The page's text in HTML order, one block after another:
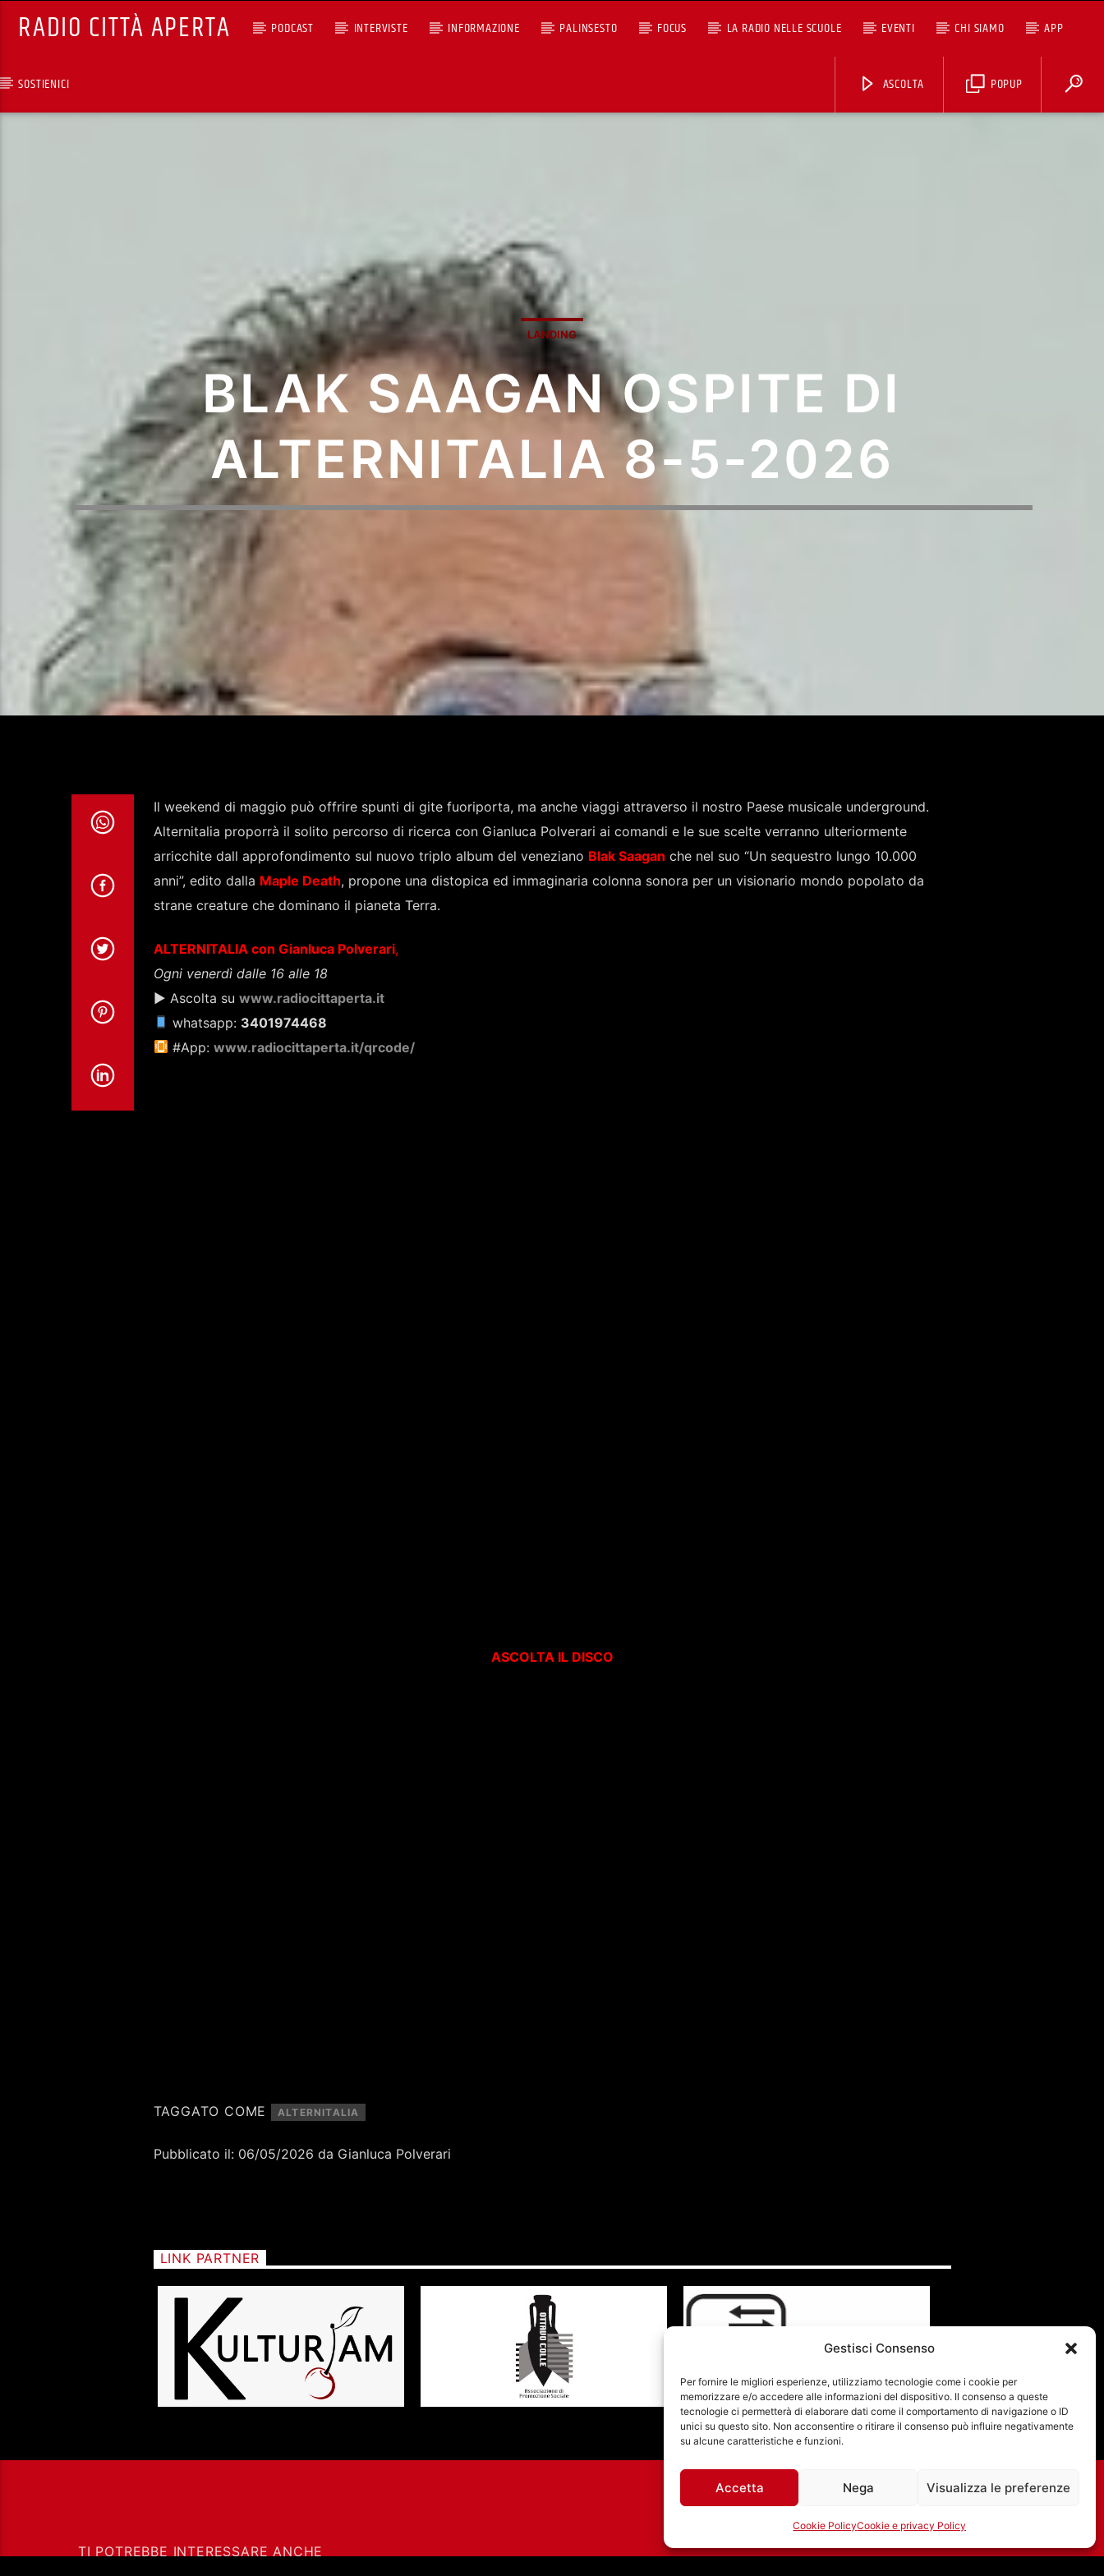
Gestisci Consenso
Per fornire le migliori esperienze, utilizziamo tecnologie come i cookie per
memorizzare e/o accedere alle informazioni del dispositivo. Il consenso a queste
tecnologie ci permetterà di elaborare dati come il comportamento di navigazione o ID
unici su questo sito. Non acconsentire o ritirare il consenso può influire negativamente
su alcune caratteristiche e funzioni.
Accetta Nega Visualizza le preferenze
Cookie PolicyCookie e privacy Policy
RADIO CITTÀ APERTA PODCAST INTERVISTE INFORMAZIONE PALINSESTO FOCUS LA RADIO NELLE SCUOLE EVENTI CHI SIAMO APP
SOSTIENICI POPUP
ASCOLTA
Sostieni Radio Città Aperta
LANDING
BLAK SAAGAN OSPITE DI
ALTERNITALIA 8-5-2026
Il weekend di maggio può offrire spunti di gite fuoriporta, ma anche viaggi attraverso il nostro Paese musicale underground.
Alternitalia proporrà il solito percorso di ricerca con Gianluca Polverari ai comandi e le sue scelte verranno ulteriormente
arricchite dall approfondimento sul nuovo triplo album del veneziano Blak Saagan che nel suo “Un sequestro lungo 10.000
anni”, edito dalla Maple Death, propone una distopica ed immaginaria colonna sonora per un visionario mondo popolato da
strane creature che dominano il pianeta Terra.
ALTERNITALIA con Gianluca Polverari,
Ogni venerdì dalle 16 alle 18
▶ Ascolta su www.radiocittaperta.it
whatsapp: 3401974468
#App: www.radiocittaperta.it/qrcode/
ASCOLTA IL DISCO
TAGGATO COME ALTERNITALIA
Pubblicato il: 06/05/2026 da Gianluca Polverari
LINK PARTNER
TI POTREBBE INTERESSARE ANCHE